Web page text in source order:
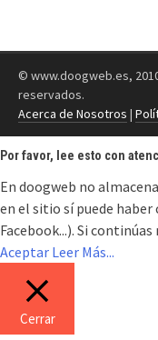
© www.doogweb.es,
reservados.
Acerca de Nosotros |
Por favor, lee esto con
En doogweb no
en el sitio sí puede
Facebook...). Si
Aceptar Leer Más...
Cerrar